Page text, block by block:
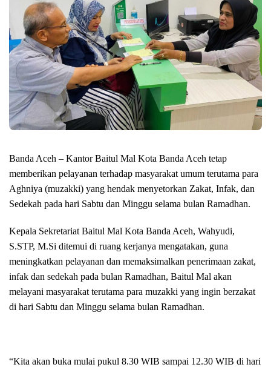
Banda Aceh – Kantor Baitul Mal Kota Banda Aceh tetap
memberikan pelayanan terhadap masyarakat umum terutama para
Aghniya (muzakki) yang hendak menyetorkan Zakat, Infak, dan
Sedekah pada hari Sabtu dan Minggu selama bulan Ramadhan.
Kepala Sekretariat Baitul Mal Kota Banda Aceh, Wahyudi,
S.STP, M.Si ditemui di ruang kerjanya mengatakan, guna
meningkatkan pelayanan dan memaksimalkan penerimaan zakat,
infak dan sedekah pada bulan Ramadhan, Baitul Mal akan
melayani masyarakat terutama para muzakki yang ingin berzakat
di hari Sabtu dan Minggu selama bulan Ramadhan.
“Kita akan buka mulai pukul 8.30 WIB sampai 12.30 WIB di hari